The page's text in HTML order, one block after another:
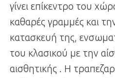
γίνει επίκεντρο του
καθαρές γραμμές και
κατασκευή της,
του κλασικού με την
αισθητικής . Η